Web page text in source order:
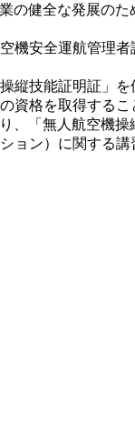
の健全な発展の
機安全運航管理
縦技能証明証」
資格を取得するこ
「無人航空機
ョン）に関する講